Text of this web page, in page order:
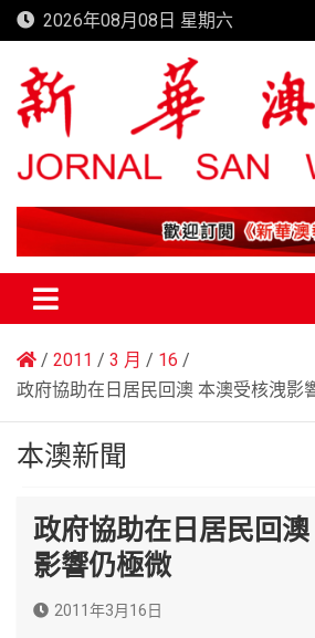
Skip
to
content
2026年08月08日 星期六
新華澳報
2011 3 月
16
政府協助在日居民回澳 本澳受核洩影
本澳新聞
政府協助在日居民回
影響仍極微
2011年3月16日